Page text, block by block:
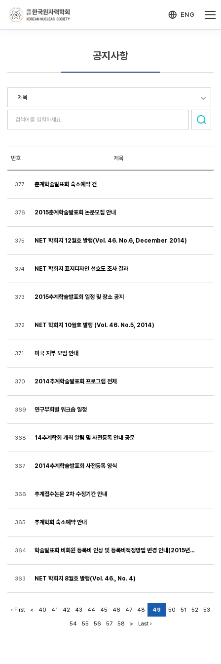
ENG
공지사항
번호 제목
377 춘계학술발표회 숙소예약 건
376 2015춘계학술발표회 논문모집 안내
375 NET 학회지 12월호 발행(Vol. 46. No.6, December 2014)
374 NET 학회지 표지디자인 선호도 조사 결과
373 2015추계학술발표회 일정 및 장소 공지
372 NET 학회지 10월호 발행 (Vol. 46. No.5, 2014)
371 미국 지부 모임 안내
370 2014추계학술발표회 프로그램 전체
369 연구부회별 워크숍 일정
368 14추계학회 개최 알림 및 사전등록 안내 공문
367 2014추계학술발표회 사전등록 양식
366 추계접수논문 2차 수정기간 안내
365 추계학회 숙소예약 안내
364 학술발표회 비회원 등록비 인상 및 등록비책정방법 변경 안내(2015년 춘계부터 적용)
363 NET 학회지 8월호 발행(Vol. 46., No. 4)
‹ First < 40 41 42 43 44 45 46 47 48 49 50 51 52
53
54
55 56 57 58 > Last ›